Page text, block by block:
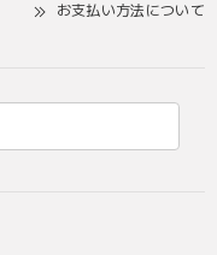
お支払い方法について